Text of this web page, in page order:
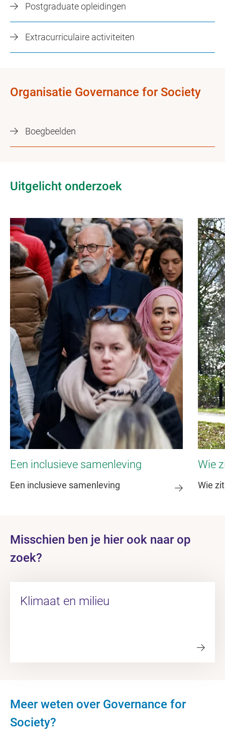
Postgraduate opleidingen
Extracurriculaire activiteiten
Organisatie Governance for Society
Boegbeelden
Uitgelicht onderzoek
Een inclusieve samenleving
Een inclusieve samenleving
Wie
Wie
Misschien ben je hier ook naar op
zoek?
Klimaat en milieu
Meer weten over Governance for
Society?